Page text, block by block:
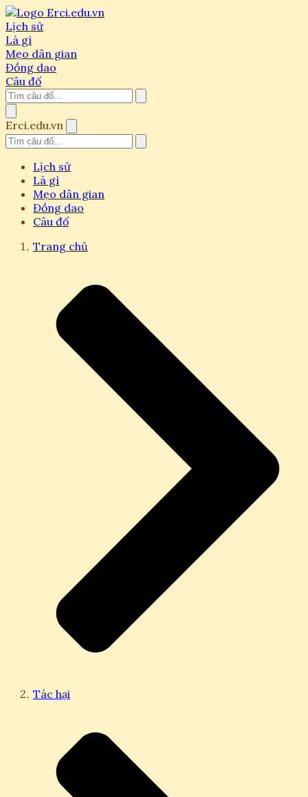
Lịch sử
Là gì
Mẹo dân gian
Đồng dao
Câu đố
Erci.edu.vn
Lịch sử
Là gì
Mẹo dân gian
Đồng dao
Câu đố
Trang chủ
Tác hại